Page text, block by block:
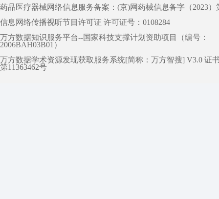
药品医疗器械网络信息服务备案：(京)网药械信息备字（2023）
信息网络传播视听节目许可证 许可证号：0108284
万方数据知识服务平台--国家科技支撑计划资助项目（编号：
2006BAH03B01）
万方数据学术资源发现获取服务系统[简称：万方智搜] V3.0 证
第11363462号